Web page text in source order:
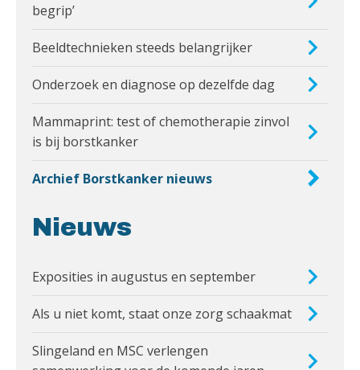
begrip’
Beeldtechnieken steeds belangrijker
Onderzoek en diagnose op dezelfde dag
Mammaprint: test of chemotherapie zinvol
is bij borstkanker
Archief Borstkanker nieuws
Nieuws
Exposities in augustus en september
Als u niet komt, staat onze zorg schaakmat
Slingeland en MSC verlengen